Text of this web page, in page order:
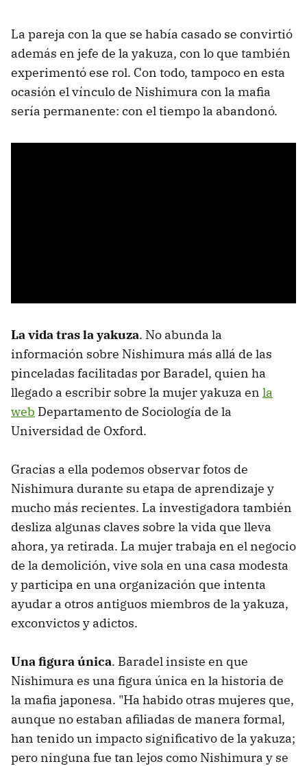
La pareja con la que se había casado se convirtió
además en jefe de la yakuza, con lo que también
experimentó ese rol. Con todo, tampoco en esta
ocasión el vínculo de Nishimura con la mafia
sería permanente: con el tiempo la abandonó.
La vida tras la yakuza. No abunda la
información sobre Nishimura más allá de las
pinceladas facilitadas por Baradel, quien ha
llegado a escribir sobre la mujer yakuza en la
web Departamento de Sociología de la
Universidad de Oxford.
Gracias a ella podemos observar fotos de
Nishimura durante su etapa de aprendizaje y
mucho más recientes. La investigadora también
desliza algunas claves sobre la vida que lleva
ahora, ya retirada. La mujer trabaja en el negocio
de la demolición, vive sola en una casa modesta
y participa en una organización que intenta
ayudar a otros antiguos miembros de la yakuza,
exconvictos y adictos.
Una figura única. Baradel insiste en que
Nishimura es una figura única en la historia de
la mafia japonesa. "Ha habido otras mujeres que,
aunque no estaban afiliadas de manera formal,
han tenido un impacto significativo de la yakuza;
pero ninguna fue tan lejos como Nishimura y se